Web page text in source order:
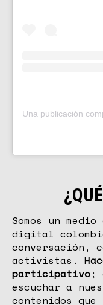
¿
Somos un
digital
conversación,
activistas.
participativo;
escuchar a
contenidos que